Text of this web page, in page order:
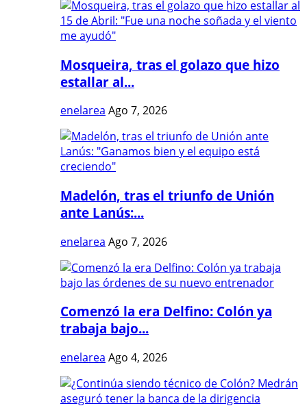
Mosqueira, tras el golazo que hizo
estallar al...
enelarea Ago 7, 2026
Madelón, tras el triunfo de Unión
ante Lanús:...
enelarea Ago 7, 2026
Comenzó la era Delfino: Colón ya
trabaja bajo...
enelarea Ago 4, 2026